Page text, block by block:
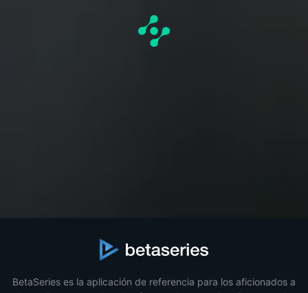
BetaSeries es la aplicación de referencia para los aficionados a